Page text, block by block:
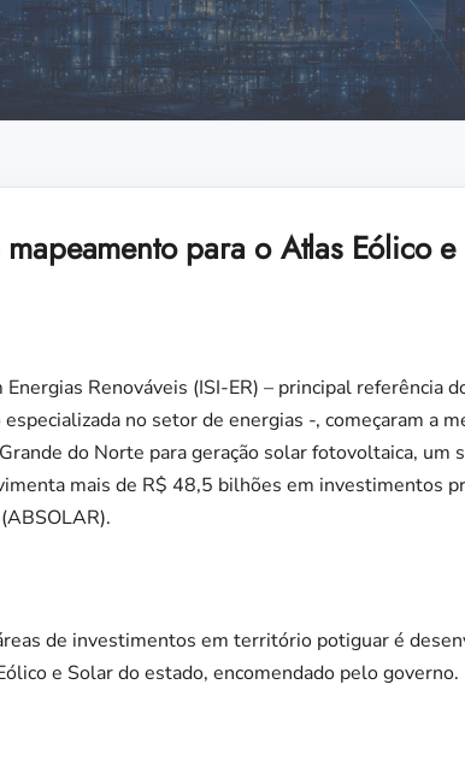
mapeamento para o Atlas Eólico
Renováveis (ISI-ER) – principal referência
no setor de energias -, começaram a
do Norte para geração solar fotovoltaica, um
mais de R$ 48,5 bilhões em investimentos
de investimentos em território potiguar é
e Solar do estado, encomendado pelo governo.